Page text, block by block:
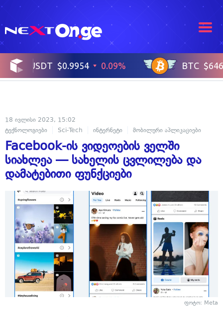
18 ივლისი 2023, 15:02
ტექნოლოგიები
Sci-Tech ინტერნეტი მობილური აპლიკაციები
Facebook-ის ვიდეოების ველში
სიახლეა — სახელის ცვლილება და
დამატებითი ფუნქციები
ფოტო: Meta